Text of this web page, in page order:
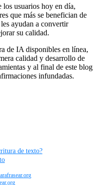
los usuarios hoy en día,
que más se benefician de
ayudan a convertir
su calidad.
de IA disponibles en línea,
calidad y desarrollo de
y al final de este blog
infundadas.
de texto?